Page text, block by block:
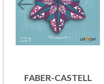
FABER-CASTELL